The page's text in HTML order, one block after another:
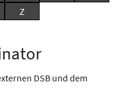
Z
DSB und dem